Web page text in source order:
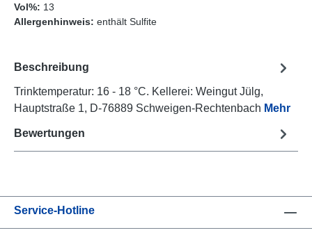
Vol%: 13
Allergenhinweis: enthält Sulfite
Beschreibung
Trinktemperatur: 16 - 18 °C. Kellerei: Weingut Jülg,
Hauptstraße 1, D-76889 Schweigen-Rechtenbach Mehr
Bewertungen
Service-Hotline